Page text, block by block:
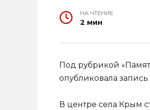
НА ЧТЕНИЕ
2 мин
Под рубрикой
опубликовала
В центре села Крым